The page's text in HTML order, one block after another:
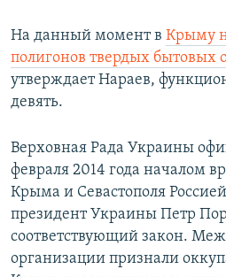
На данный момент в Крыму
полигонов твердых бытовых
утверждает Нараев,
девять.
Верховная Рада Украины
февраля 2014 года началом
Крыма и Севастополя
президент Украины Петр
соответствующий закон.
организации признали